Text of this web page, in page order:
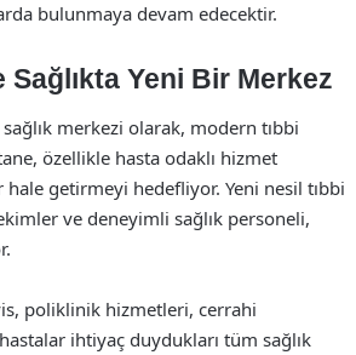
bulunmaya devam edecektir.
Yeni Bir Merkez
merkezi olarak, modern tıbbi
özellikle hasta odaklı hizmet
hale getirmeyi hedefliyor. Yeni nesil tıbbi
ve deneyimli sağlık personeli,
poliklinik hizmetleri, cerrahi
ihtiyaç duydukları tüm sağlık